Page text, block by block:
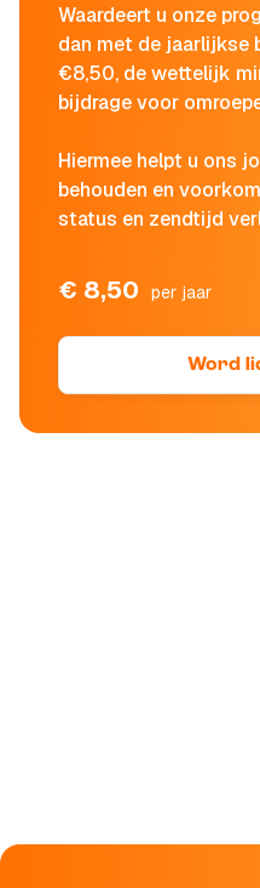
Waardeert u onze
dan met de jaarlijkse
€8,50, de wettelijk
bijdrage voor
Hiermee helpt u ons
behouden en
status en zendtijd
€ 8,50 per jaar
Word